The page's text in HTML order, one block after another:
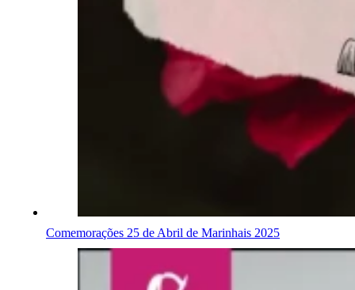
Comemorações 25 de Abril de Marinhais 2025